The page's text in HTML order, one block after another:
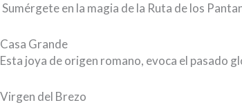
Sumérgete en la magia de la Ruta de los
Casa Grande
Esta joya de origen romano, evoca el pasado
Virgen del Brezo